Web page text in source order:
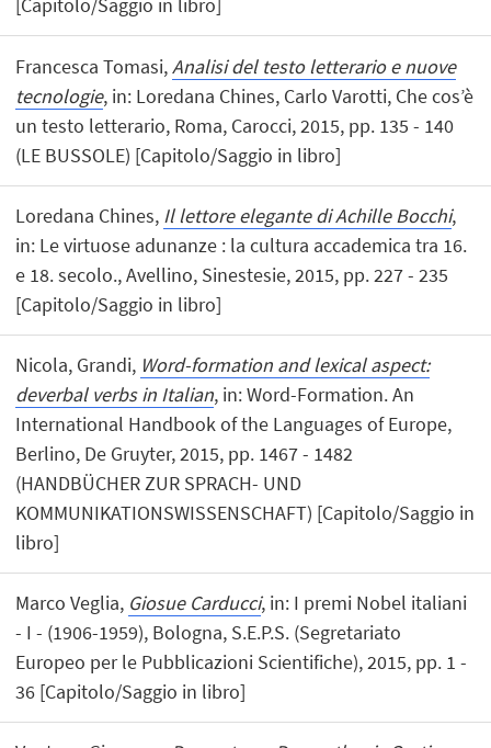
[Capitolo/Saggio in libro]
Francesca Tomasi,Analisi del testo letterario e nuove
tecnologie, in: Loredana Chines, Carlo Varotti, Che cos’è
un testo letterario, Roma, Carocci, 2015, pp. 135 - 140
(LE BUSSOLE) [Capitolo/Saggio in libro]
Loredana Chines, Il lettore elegante di Achille Bocchi,
in: Le virtuose adunanze : la cultura accademica tra 16.
e 18. secolo., Avellino, Sinestesie, 2015, pp. 227 - 235
[Capitolo/Saggio in libro]
Nicola, Grandi, Word-formation and lexical aspect:
deverbal verbs in Italian, in: Word-Formation. An
International Handbook of the Languages of Europe,
Berlino, De Gruyter, 2015, pp. 1467 - 1482
(HANDBÜCHER ZUR SPRACH- UND
KOMMUNIKATIONSWISSENSCHAFT) [Capitolo/Saggio in
libro]
Marco Veglia, Giosue Carducci, in: I premi Nobel italiani
- I - (1906-1959), Bologna, S.E.P.S. (Segretariato
Europeo per le Pubblicazioni Scientifiche), 2015, pp. 1 -
36 [Capitolo/Saggio in libro]